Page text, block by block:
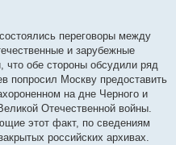
переговоры между
и зарубежные
обе стороны обсудили ряд
попросил Москву предоставить
на дне Черного и
Отечественной войны.
этот факт, по сведениям
российских архивах.